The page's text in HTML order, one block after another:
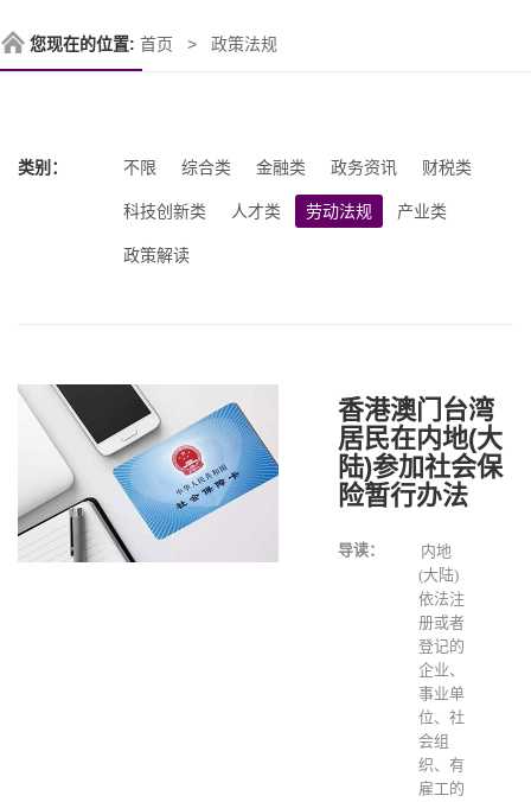
您现在的位置: 首页 政策法规
类别： 不限 综合类 金融类 政务资讯 财税类
科技创新类 人才类 劳动法规 产业类
政策解读
香港澳门台湾
居民在内地(大
陆)参加社会保
险暂行办法
导读：
内地
(大陆)
依法注
册或者
登记的
企业、
事业单
位、社
会组
织、有
雇工的